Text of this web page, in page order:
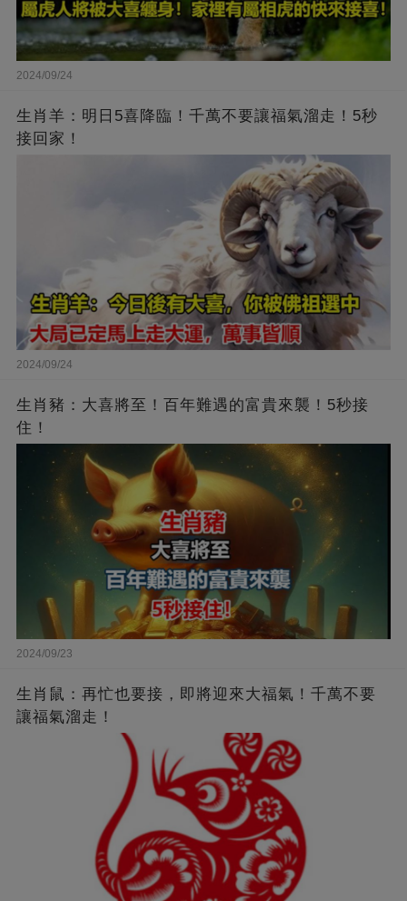
2024/09/24
生肖羊：明日5喜降臨！千萬不要讓福氣溜走！5秒
接回家！
2024/09/24
生肖豬：大喜將至！百年難遇的富貴來襲！5秒接
住！
2024/09/23
生肖鼠：再忙也要接，即將迎來大福氣！千萬不要
讓福氣溜走！